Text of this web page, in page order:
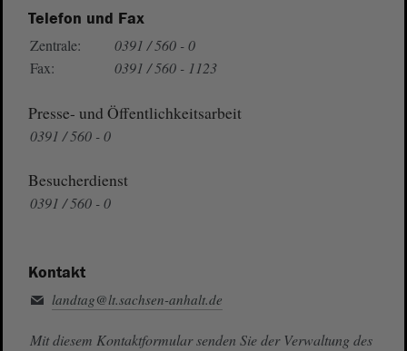
Telefon und Fax
Zentrale:
0391 / 560 - 0
Fax:
0391 / 560 - 1123
Presse- und Öffentlichkeitsarbeit
0391 / 560 - 0
Besucherdienst
0391 / 560 - 0
Kontakt
landtag@lt.sachsen-anhalt.de
Mit diesem Kontaktformular senden Sie der Verwaltung des